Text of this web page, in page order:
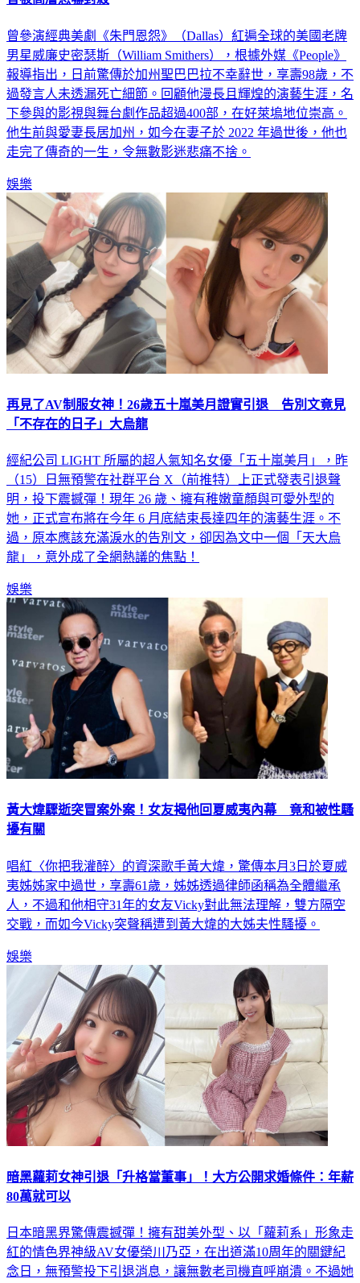
男星威廉史密瑟斯（William Smithers），根據外媒《People》
報導指出，日前驚傳於加州聖巴巴拉不幸辭世，享壽98歲，不
過發言人未透漏死亡細節。回顧他漫長且輝煌的演藝生涯，名
下參與的影視與舞台劇作品超過400部，在好萊塢地位崇高。
他生前與愛妻長居加州，如今在妻子於 2022 年過世後，他也
走完了傳奇的一生，令無數影迷悲痛不捨。
「不存在的日子」大烏龍
（15）日無預警在社群平台 X（前推特）上正式發表引退聲
明，投下震撼彈！現年 26 歲、擁有稚嫩童顏與可愛外型的
她，正式宣布將在今年 6 月底結束長達四年的演藝生涯。不
過，原本應該充滿淚水的告別文，卻因為文中一個「天大烏
龍」，意外成了全網熱議的焦點！
擾有關
夷姊姊家中過世，享壽61歲，姊姊透過律師函稱為全體繼承
人，不過和他相守31年的女友Vicky對此無法理解，雙方隔空
交戰，而如今Vicky突聲稱遭到黃大煒的大姊夫性騷擾。
80萬就可以
紅的情色界神級AV女優榮川乃亞，在出道滿10周年的關鍵紀
念日，無預警投下引退消息，讓無數老司機直呼崩潰。不過她
這次高掛戰袍並非要淡出螢光幕，而是華麗轉身，宣布升格為